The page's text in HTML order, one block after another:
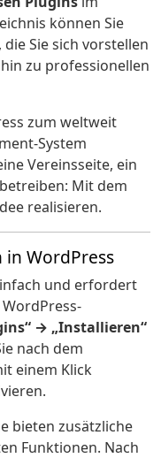
können Sie
Sie sich vorstellen
zu professionellen
zum weltweit
System
Vereinsseite, ein
Mit dem
realisieren.
in WordPress
und erfordert
→ „Installieren“
nach dem
einem Klick
bieten zusätzliche
Funktionen. Nach